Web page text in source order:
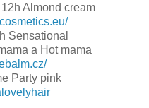
Almond cream
Sensational
a Hot mama
Party pink